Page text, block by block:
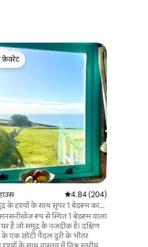
फ़ेवरेट
फ़ेवरेट
औसत रेटिंग 5 में से 4.84,
4.84 (204)
के दृश्यों के साथ सुपर 1 बेडरूम का
रूप से स्थित 1 बेडरूम वाला
है जो समुद्र के नजदीक है। दक्षिण
के एक छोटी पैदल दूरी के भीतर